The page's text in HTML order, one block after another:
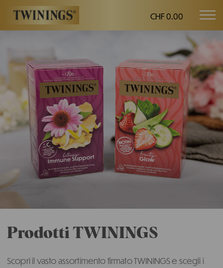
Twinings.ch
CHF 0.00
Produkte
Prodotti TWININGS
Scopri il vasto assortimento firmato TWININGS e scegli i